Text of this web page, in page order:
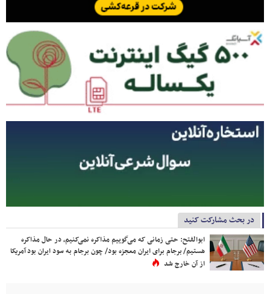
در بحث مشارکت کنید
ابوالفتح: حتی زمانی که می‌گوییم مذاکره نمی‌کنیم، در حال مذاکره
هستیم/ برجام برای ایران معجزه بود/ چون برجام به سود ایران بود آمریکا
از آن خارج شد